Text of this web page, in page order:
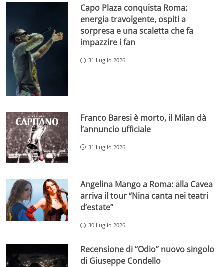
Capo Plaza conquista Roma:
energia travolgente, ospiti a
sorpresa e una scaletta che fa
impazzire i fan
31 Luglio 2026
Franco Baresi è morto, il Milan dà
l’annuncio ufficiale
31 Luglio 2026
Angelina Mango a Roma: alla Cavea
arriva il tour “Nina canta nei teatri
d’estate”
30 Luglio 2026
Recensione di “Odio” nuovo singolo
di Giuseppe Condello